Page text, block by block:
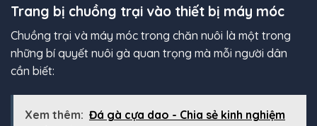
Trang bị chuồng trại vào thiết bị máy móc
Chuồng trại và máy móc trong chăn nuôi là một trong
những bí quyết nuôi gà quan trọng mà mỗi người dân
cần biết:
Xem thêm: Đá gà cựa dao - Chia sẻ kinh nghiệm